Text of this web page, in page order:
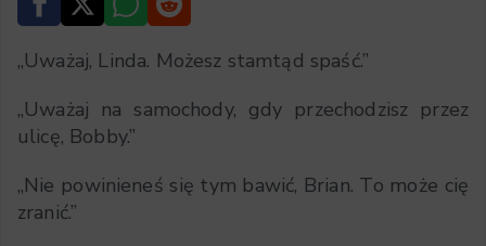
„Uważaj, Linda. Możesz stamtąd spaść.”
„Uważaj na samochody, gdy przechodzisz przez
ulicę, Bobby.”
„Nie powinieneś się tym bawić, Brian. To może cię
zranić.”